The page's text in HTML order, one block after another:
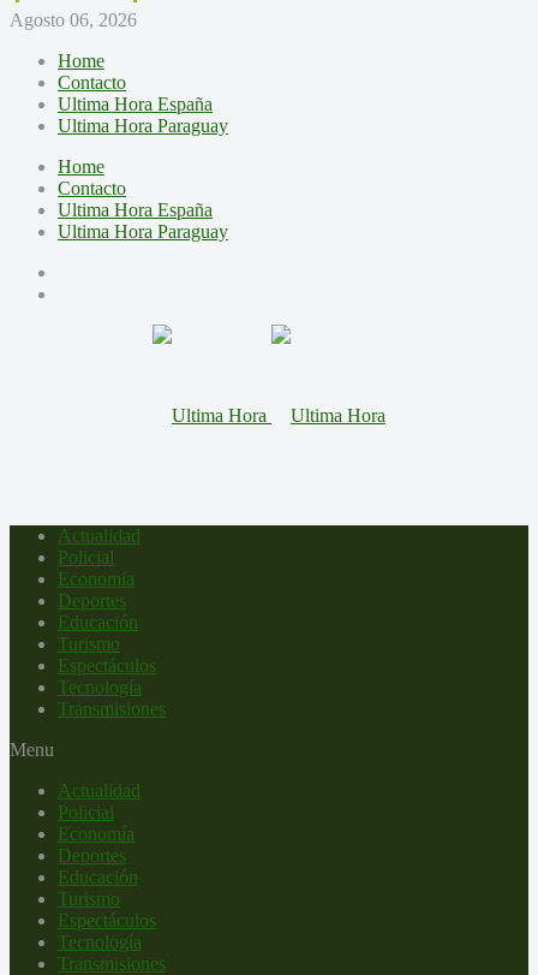
Agosto 06, 2026
Home
Contacto
Ultima Hora España
Ultima Hora Paraguay
Home
Contacto
Ultima Hora España
Ultima Hora Paraguay
Actualidad
Policial
Economía
Deportes
Educación
Turismo
Espectáculos
Tecnología
Transmisiones
Menu
Actualidad
Policial
Economía
Deportes
Educación
Turismo
Espectáculos
Tecnología
Transmisiones